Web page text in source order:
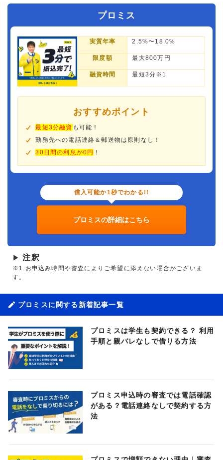
プロミス
実質年率 2.5%〜18.0%
限度額 最大800万円
融資時間 最短3分※1
おすすめポイント
最短3分融資 も可能！
勤務先への電話連絡＆郵送物は原則なし！
30日間の利息が0円 ！
借入可能か1秒でわかる!!
プロミスの詳細はこちら
▶ 注釈
※1.お申込み時間や審査によりご希望に添えない場合がございま
す。
プロミスに関する新着記事一覧
プロミスは学生も契約できる？ 利用
手順と親バレなしで借りる方法
プロミス申込時の審査では電話確認
がある？電話連絡なしで契約する方
法